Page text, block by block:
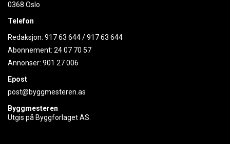
0368 Oslo
Telefon
Redaksjon: 917 63 644/917 63 644
Abonnement: 24 07 70 57
Annonser: 901 27 006
Epost
post@byggmesteren.as
Byggmesteren
Utgis på Byggforlaget AS.